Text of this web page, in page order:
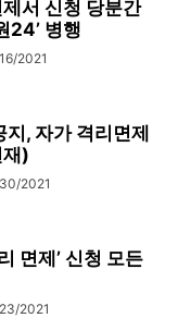
서 신청 당분간
24’ 병행
2021
, 자가 격리면제
)
2021
면제’ 신청 모든
2021